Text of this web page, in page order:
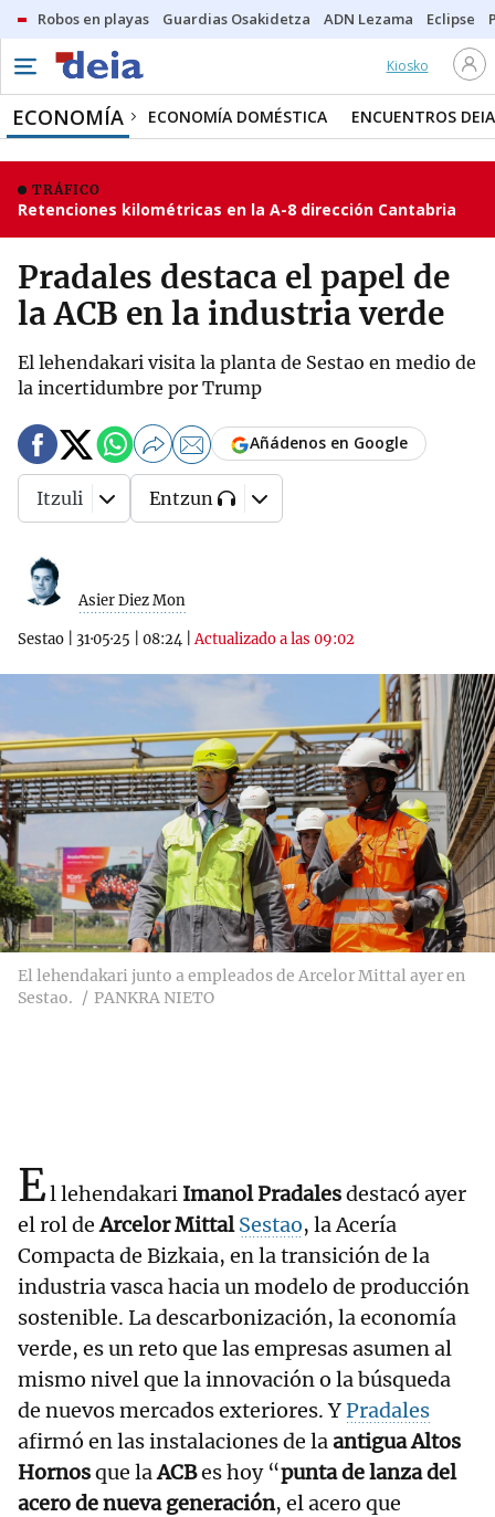
Robos en playas Guardias Osakidetza ADN Lezama Eclipse
Kiosko
ECONOMÍA ECONOMÍA DOMÉSTICA ENCUENTROS DEIA
TRÁFICO
Retenciones kilométricas en la A-8 dirección Cantabria
Pradales destaca el papel de
la ACB en la industria verde
El lehendakari visita la planta de Sestao en medio de
la incertidumbre por Trump
Asier Diez Mon
Sestao 31·05·25 08:24 |Actualizado a las 09:02
Añádenos en Google
Itzuli Entzun
El lehendakari junto a empleados de Arcelor Mittal ayer en
Sestao.
PANKRA NIETO
El lehendakari Imanol Pradalesdestacó ayer
el rol deArcelor MittalSestao, la Acería
Compacta de Bizkaia, en la transición de la
industria vasca hacia un modelo de producción
sostenible. La descarbonización, la economía
verde, es un reto que las empresas asumen al
mismo nivel que la innovación o la búsqueda
de nuevos mercados exteriores. YPradales
afirmó en las instalaciones de laantigua Altos
Hornosque laACBes hoy “punta de lanza del
acero de nueva generación, el acero que